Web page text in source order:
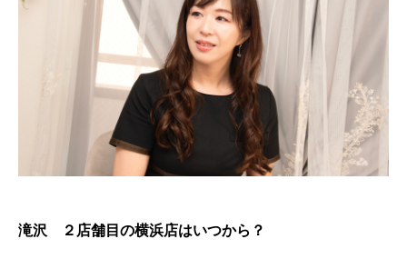
滝沢 ２店舗目の横浜店はいつから？